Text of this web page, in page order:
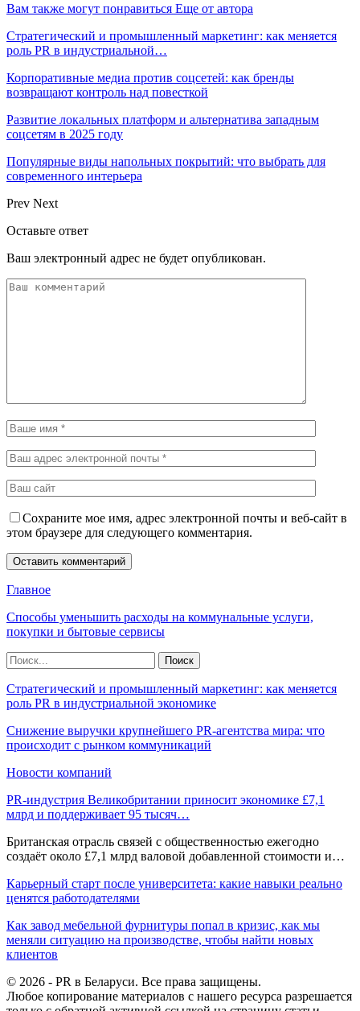
Вам также могут понравиться Еще от автора
Стратегический и промышленный маркетинг: как меняется
роль PR в индустриальной…
Корпоративные медиа против соцсетей: как бренды
возвращают контроль над повесткой
Развитие локальных платформ и альтернатива западным
соцсетям в 2025 году
Популярные виды напольных покрытий: что выбрать для
современного интерьера
Prev Next
Оставьте ответ
Ваш электронный адрес не будет опубликован.
Сохраните мое имя, адрес электронной почты и веб-сайт в
этом браузере для следующего комментария.
Главное
Способы уменьшить расходы на коммунальные услуги,
покупки и бытовые сервисы
Стратегический и промышленный маркетинг: как меняется
роль PR в индустриальной экономике
Снижение выручки крупнейшего PR-агентства мира: что
происходит с рынком коммуникаций
Новости компаний
PR-индустрия Великобритании приносит экономике £7,1
млрд и поддерживает 95 тысяч…
Британская отрасль связей с общественностью ежегодно
создаёт около £7,1 млрд валовой добавленной стоимости и…
Карьерный старт после университета: какие навыки реально
ценятся работодателями
Как завод мебельной фурнитуры попал в кризис, как мы
меняли ситуацию на производстве, чтобы найти новых
клиентов
© 2026 - PR в Беларуси. Все права защищены.
Любое копирование материалов с нашего ресурса разрешается